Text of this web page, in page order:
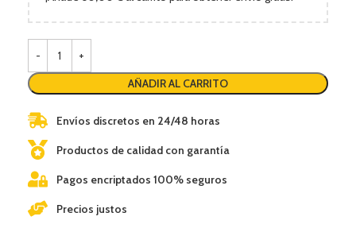
AÑADIR AL CARRITO
Envíos discretos en 24/48 horas
Productos de calidad con garantía
Pagos encriptados 100% seguros
Precios justos